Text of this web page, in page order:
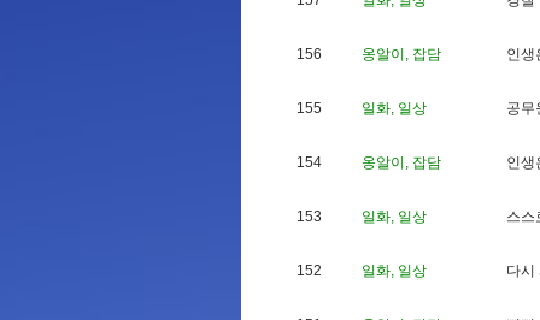
156 옹알이, 잡담 인생
155 일화, 일상 공무
154 옹알이, 잡담 인생
153 일화, 일상 스스
152 일화, 일상 다시